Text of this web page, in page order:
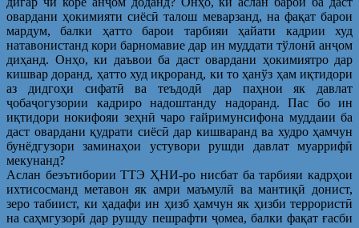
овардани ҳокимияти сиёсӣ талош меварзанд, на фақат барои
мардум, балки ҳатто барои тарбияи ҳайати кадрии худ
натавонистанд кори барномавие дар ин муддати тўлонӣ анҷом
диҳанд. Онҳо, ки даъвои ба даст овардани ҳокимиятро дар
кишвар доранд, ҳатто худ иқроранд, ки то ҳанўз ҳам иқтидори
аз дидгоҳи сифатӣ ва теъдодӣ дар паҳнои як давлат
ҷобаҷогузории кадриро надоштанду надоранд. Пас бо ин
иқтидори нокифояи зеҳнӣ чаро ғайримунсифона муддаии ба
даст овардани қудрати сиёсӣ дар кишваранд ва худро ҳамчун
бунёдгузори заминаҳои устувори рушди давлат муаррифӣ
мекунанд?
Аслан беэътибории ТТЭ ҲНИ-ро нисбат ба тарбияи кадрҳои
ихтисосманд метавон як амри маъмулӣ ва мантиқӣ донист,
зеро табиист, ки ҳадафи ин ҳизб ҳамчун як ҳизби террористӣ
на саҳмгузорӣ дар рушду пешрафти ҷомеа, балки фақат ғасби